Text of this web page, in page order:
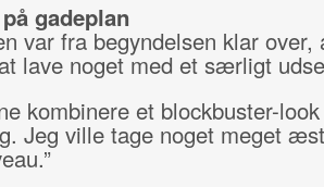
gadeplan
var fra begyndelsen klar over,
lave noget med et særligt
kombinere et blockbuster-
Jeg ville tage noget meget